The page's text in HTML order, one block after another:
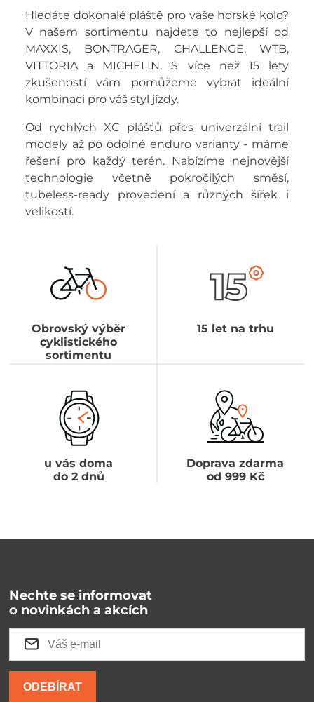
Hledáte dokonalé pláště pro vaše horské kolo?
V našem sortimentu najdete to nejlepší od
MAXXIS, BONTRAGER, CHALLENGE, WTB,
VITTORIA a MICHELIN. S více než 15 lety
zkušeností vám pomůžeme vybrat ideální
kombinaci pro váš styl jízdy.
Od rychlých XC plášťů přes univerzální trail
modely až po odolné enduro varianty - máme
řešení pro každý terén. Nabízíme nejnovější
technologie včetně pokročilých směsí,
tubeless-ready provedení a různých šířek i
velikostí.
Obrovský výběr
cyklistického
sortimentu
15 let na trhu
u vás doma
do 2 dnů
Doprava zdarma
od 999 Kč
Nechte se informovat
o novinkách a akcích
ODEBÍRAT